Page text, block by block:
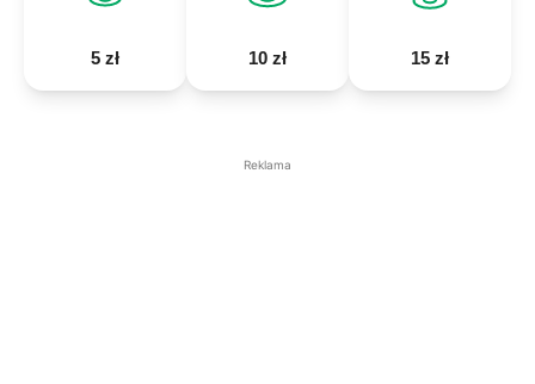
5 zł 10 zł 15 zł
Reklama